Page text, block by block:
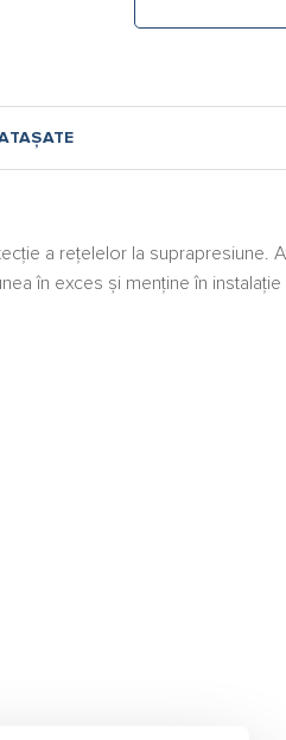
a rețelelor la suprapresiune.
în exces și menține în instalație